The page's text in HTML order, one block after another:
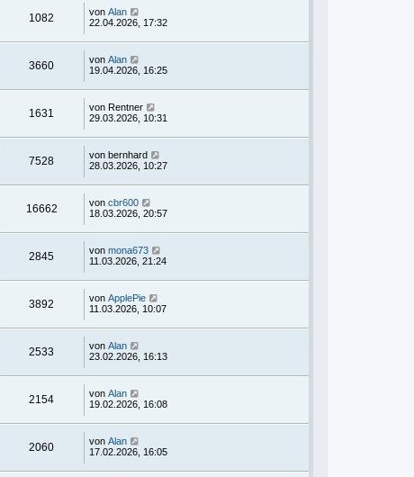
1082 von Alan
22.04.2026, 17:32
3660 von Alan
19.04.2026, 16:25
1631 von Rentner
29.03.2026, 10:31
7528 von bernhard
28.03.2026, 10:27
16662 von cbr600
18.03.2026, 20:57
2845 von mona673
11.03.2026, 21:24
3892 von ApplePie
11.03.2026, 10:07
2533 von Alan
23.02.2026, 16:13
2154 von Alan
19.02.2026, 16:08
2060 von Alan
17.02.2026, 16:05